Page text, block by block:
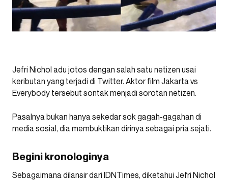
Jefri Nichol adu jotos dengan salah satu netizen usai
keributan yang terjadi di Twitter. Aktor film Jakarta vs
Everybody tersebut sontak menjadi sorotan netizen.
Pasalnya bukan hanya sekedar sok gagah-gagahan di
media sosial, dia membuktikan dirinya sebagai pria sejati.
Begini kronologinya
Sebagaimana dilansir dari IDNTimes, diketahui Jefri Nichol